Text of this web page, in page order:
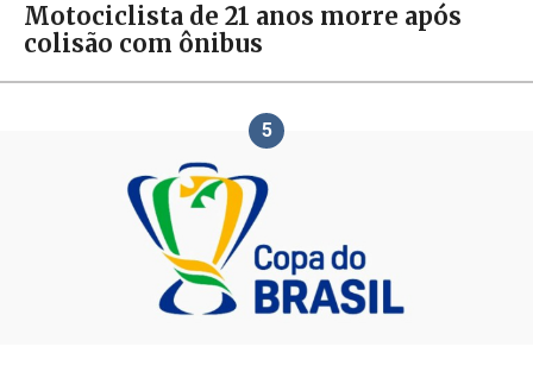
Motociclista de 21 anos morre após
colisão com ônibus
5